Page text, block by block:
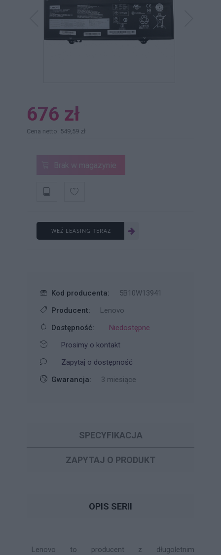
676 zł
Cena netto: 549,59 zł
Brak w magazynie
WEŹ LEASING TERAZ
Kod producenta:
5B10W13941
Producent:
Lenovo
Dostępność:
Niedostępne
Prosimy o kontakt
Zapytaj o dostępność
Gwarancja:
3 miesiące
SPECYFIKACJA
ZAPYTAJ O PRODUKT
OPIS SERII
Lenovo to producent z długoletnim